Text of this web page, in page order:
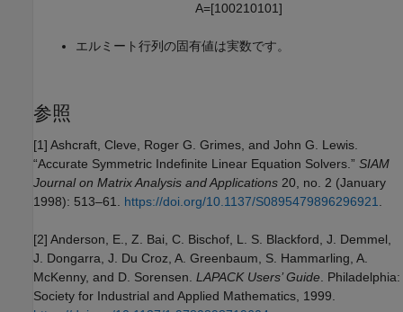
A=[100210101]
エルミート行列の固有値は実数です。
参照
[1] Ashcraft, Cleve, Roger G. Grimes, and John G. Lewis.
“Accurate Symmetric Indefinite Linear Equation Solvers.” SIAM
Journal on Matrix Analysis and Applications 20, no. 2 (January
1998): 513–61. https://doi.org/10.1137/S0895479896296921
[2] Anderson, E., Z. Bai, C. Bischof, L. S. Blackford, J. Demmel,
J. Dongarra, J. Du Croz, A. Greenbaum, S. Hammarling, A.
McKenny, and D. Sorensen. LAPACK Users’ Guide . Philadelphia:
Society for Industrial and Applied Mathematics, 1999.